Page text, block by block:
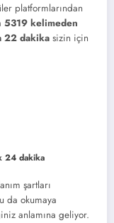
platformlarından
5319 kelimeden
22 dakika sizin için
24 dakika
şartları
da okumaya
anlamına geliyor.